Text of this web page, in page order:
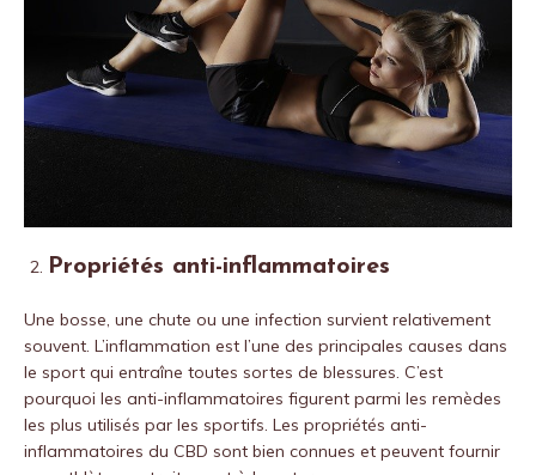
Propriétés anti-inflammatoires
Une bosse, une chute ou une infection survient relativement
souvent. L’inflammation est l’une des principales causes dans
le sport qui entraîne toutes sortes de blessures. C’est
pourquoi les anti-inflammatoires figurent parmi les remèdes
les plus utilisés par les sportifs. Les propriétés anti-
inflammatoires du CBD sont bien connues et peuvent fournir